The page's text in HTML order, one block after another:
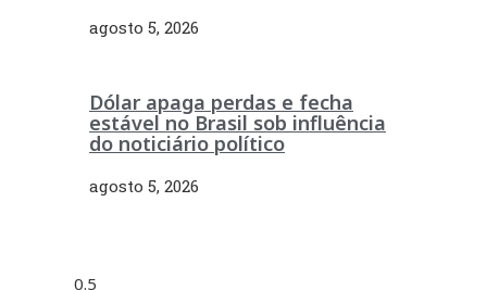
agosto 5, 2026
Dólar apaga perdas e fecha
estável no Brasil sob influência
do noticiário político
agosto 5, 2026